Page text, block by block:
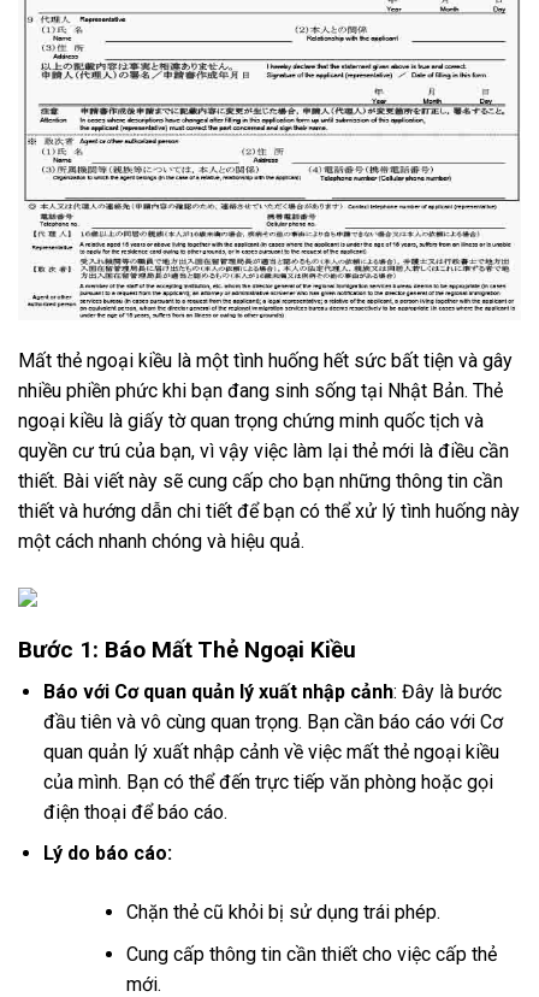
Mất thẻ ngoại kiều là một tình huống hết sức bất tiện và gây
nhiều phiền phức khi bạn đang sinh sống tại Nhật Bản. Thẻ
ngoại kiều là giấy tờ quan trọng chứng minh quốc tịch và
quyền cư trú của bạn, vì vậy việc làm lại thẻ mới là điều cần
thiết. Bài viết này sẽ cung cấp cho bạn những thông tin cần
thiết và hướng dẫn chi tiết để bạn có thể xử lý tình huống này
một cách nhanh chóng và hiệu quả.
Bước 1: Báo Mất Thẻ Ngoại Kiều
Báo với Cơ quan quản lý xuất nhập cảnh: Đây là bước
đầu tiên và vô cùng quan trọng. Bạn cần báo cáo với Cơ
quan quản lý xuất nhập cảnh về việc mất thẻ ngoại kiều
của mình. Bạn có thể đến trực tiếp văn phòng hoặc gọi
điện thoại để báo cáo.
Lý do báo cáo:
Chặn thẻ cũ khỏi bị sử dụng trái phép.
Cung cấp thông tin cần thiết cho việc cấp thẻ
mới.